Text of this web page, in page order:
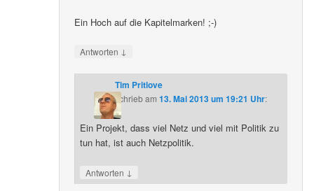
Ein Hoch auf die Kapitelmarken! ;-)
Antworten ↓
Tim Pritlove
schriebam 13. Mai 2013 um 19:21 Uhr:
Ein Projekt, dass viel Netz und viel mit Politik zu
tun hat, ist auch Netzpolitik.
Antworten ↓